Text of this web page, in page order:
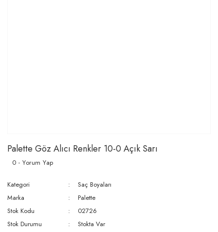
Palette Göz Alıcı Renkler 10-0 Açık Sarı
0 - Yorum Yap
Kategori
Saç Boyaları
Marka
Palette
Stok Kodu
02726
Stok Durumu
Stokta Var